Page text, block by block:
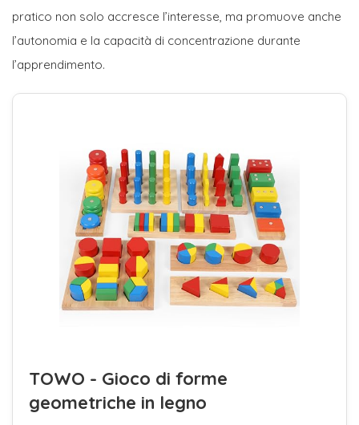
pratico non solo accresce l’interesse, ma promuove anche
l’autonomia e la capacità di concentrazione durante
l’apprendimento.
TOWO - Gioco di forme
geometriche in legno